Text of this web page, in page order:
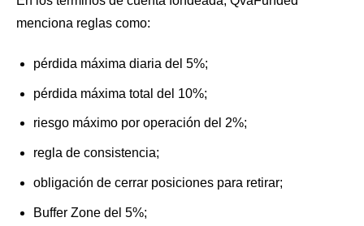
menciona reglas como:
pérdida máxima diaria del 5%;
pérdida máxima total del 10%;
riesgo máximo por operación del 2%;
regla de consistencia;
obligación de cerrar posiciones para retirar;
Buffer Zone del 5%;